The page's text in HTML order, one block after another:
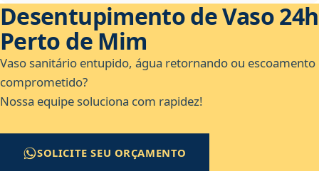
Desentupimento de Vaso 24h
Perto de Mim
Vaso sanitário entupido, água retornando ou escoamento
comprometido?
Nossa equipe soluciona com rapidez!
SOLICITE SEU ORÇAMENTO